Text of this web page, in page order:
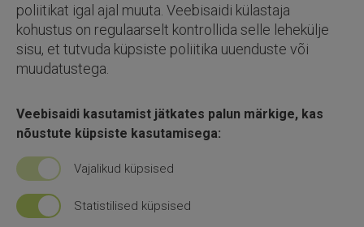
poliitikat igal ajal muuta. Veebisaidi külastaja
kohustus on regulaarselt kontrollida selle lehekülje
sisu, et tutvuda küpsiste poliitika uuenduste või
muudatustega.
Veebisaidi kasutamist jätkates palun märkige, kas
nõustute küpsiste kasutamisega:
Vajalikud küpsised
Statistilised küpsised